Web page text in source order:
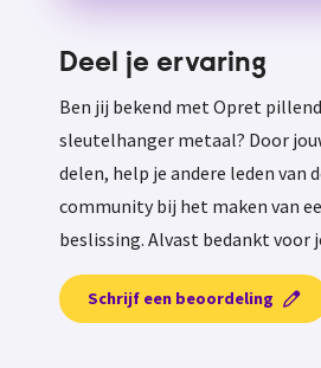
Deel je ervaring
Ben jij bekend met Opret
sleutelhanger metaal? Door
delen, help je andere leden van
community bij het maken van
beslissing. Alvast bedankt voor
Schrijf een beoordeling